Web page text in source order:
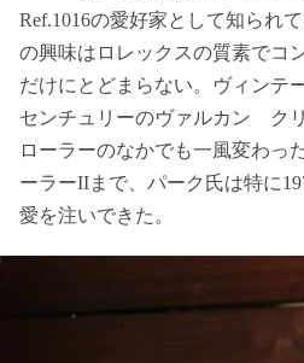
Ref.1016の愛好家として知られ
の興味はロレックスの質素でコ
だけにとどまらない。ヴィンテ
センチュリーのヴァルカン ク
ローラーのなかでも一風変わっ
ーラーIIまで、パーク氏は特に
愛を注いできた。